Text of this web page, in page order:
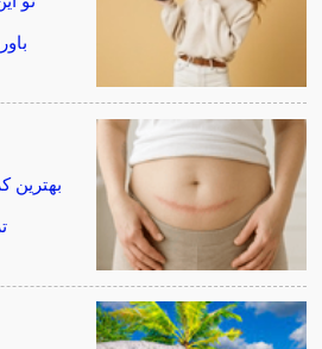
بهترین